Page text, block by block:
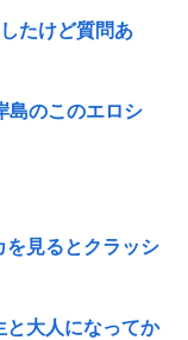
たけど質問あ
島のこのエロシ
を見るとクラッシ
と大人になってか